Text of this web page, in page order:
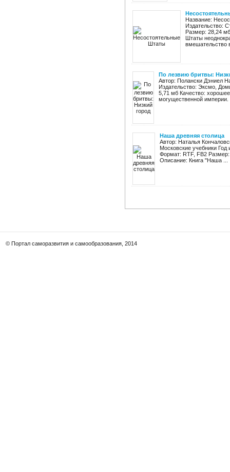
Название:
Издательство:
Размер: 28,24
Штаты
вмешательство
По лезвию бритвы:
Автор: Полански Дэниел
Издательство: Эксмо,
5,71 мб Качество:
могущественной империи.
Наша древняя столица
Автор: Наталья
Московские учебники
Формат: RTF, FB2
Описание: Книга "Наша ...
© Портал саморазвития и самообразования, 2014